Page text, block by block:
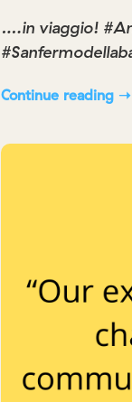
….in viaggio!
Continue reading ➝